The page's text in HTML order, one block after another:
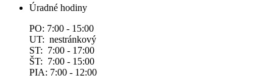
Úradné hodiny
PO: 7:00 - 15:00
UT: nestránkový
ST: 7:00 - 17:00
ŠT: 7:00 - 15:00
PIA: 7:00 - 12:00